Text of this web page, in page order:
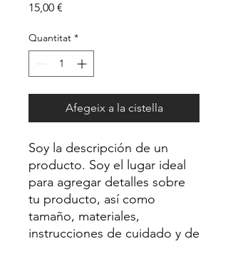
15,00 €
Quantitat *
Afegeix a la cistella
Soy la descripción de un
producto. Soy el lugar ideal
para agregar detalles sobre
tu producto, así como
tamaño, materiales,
instrucciones de cuidado y de